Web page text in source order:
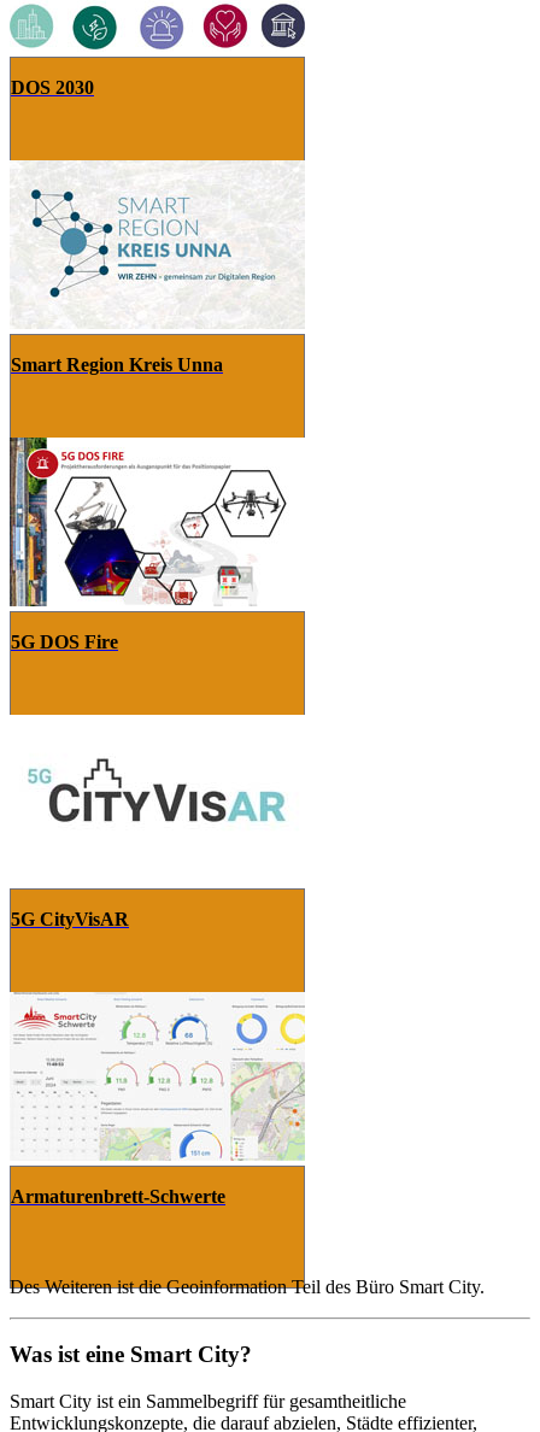
DOS 2030
Smart Region Kreis Unna
5G DOS Fire
5G CityVisAR
Armaturenbrett-Schwerte
Des Weiteren ist die Geoinformation Teil des Büro Smart City.
Was ist eine Smart City?
Smart City ist ein Sammelbegriff für gesamtheitliche
Entwicklungskonzepte, die darauf abzielen, Städte effizienter,